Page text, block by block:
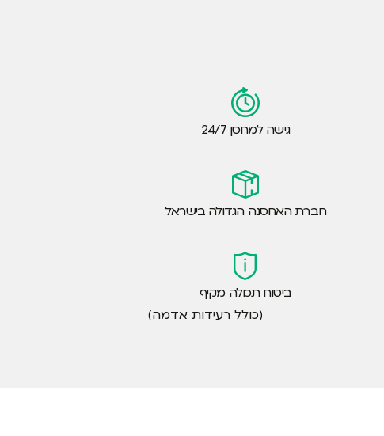
גישה למחסן 24/7
חברת האחסנה הגדולה בישראל
ביטוח תכולה מקיף
(כולל רעידות אדמה)